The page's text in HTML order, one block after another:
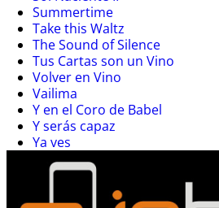
Summertime
Take this Waltz
The Sound of Silence
Tus Cartas son un Vino
Volver en Vino
Vailima
Y en el Coro de Babel
Y serás capaz
Ya ves